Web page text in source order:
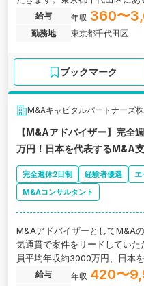
給与 年収 360〜
勤務地
東京都千代田区
ブックマーク
M&Aキャピタルパートナーズ
【M&Aアドバイザー】完全
万円！日本を代表するM&A
完全週休2日制 経験者優遇 エ
M&Aコンサルタント
M&AアドバイザーとしてM&A
気通貫で案件をリードしてい
員平均年収約3000万円、日本
給与 年収 420〜